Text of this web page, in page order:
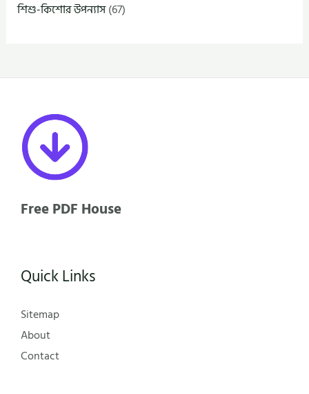
শিশু-কিশোর উপন্যাস(67)
Free PDF House
Quick Links
Sitemap
About
Contact